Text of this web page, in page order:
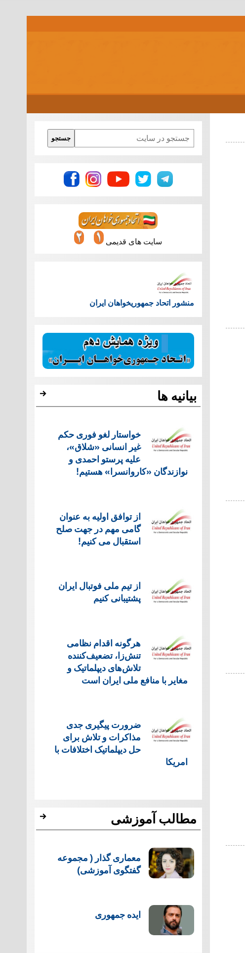
Search
جستجو
سایت های قدیمی
منشور اتحاد جمهوریخواهان ایران
بیانیه ها
خواستار لغو فوری حکم
غیر انسانی «شلاق»،
علیه پرستو احمدی و
نوازندگان «کاروانسرا» هستیم!
از توافق اولیه به عنوان
گامی مهم در جهت صلح
استقبال می کنیم!
از تیم ملی فوتبال ایران
پشتیبانی کنیم
هرگونه اقدام نظامی
تنش‌زا، تضعیف‌کننده
تلاش‌های دیپلماتیک و
مغایر با منافع ملی ایران است
ضرورت پیگیری جدی
مذاکرات و تلاش برای
حل دیپلماتیک اختلافات با
امریکا
مطالب آموزشی
معماری گذار ( مجموعه
گفتگوی آموزشی)
ایده جمهوری